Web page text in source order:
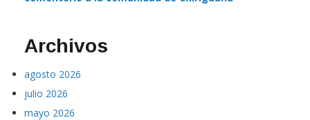
Archivos
agosto 2026
julio 2026
mayo 2026